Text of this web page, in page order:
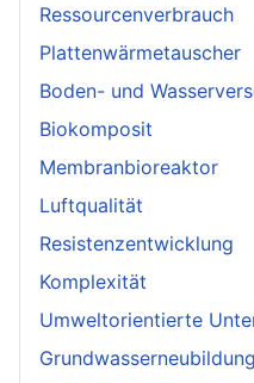
Ressourcenverbrauch
Plattenwärmetauscher
Boden- und
Biokomposit
Membranbioreaktor
Luftqualität
Resistenzentwicklung
Komplexität
Umweltorientierte
Grundwasserneubildung